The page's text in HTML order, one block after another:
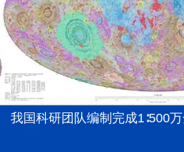
我国科研团队编制完成1∶500